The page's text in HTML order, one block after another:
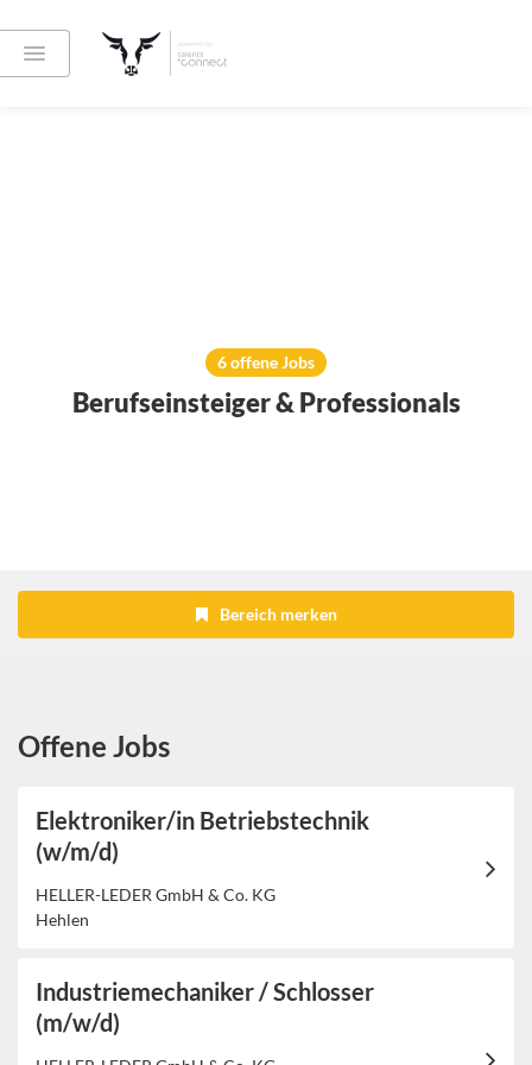
6 offene Jobs
Berufseinsteiger & Professionals
Bereich merken
Offene Jobs
Elektroniker/in Betriebstechnik
(w/m/d)
HELLER-LEDER GmbH & Co. KG
Hehlen
Industriemechaniker / Schlosser
(m/w/d)